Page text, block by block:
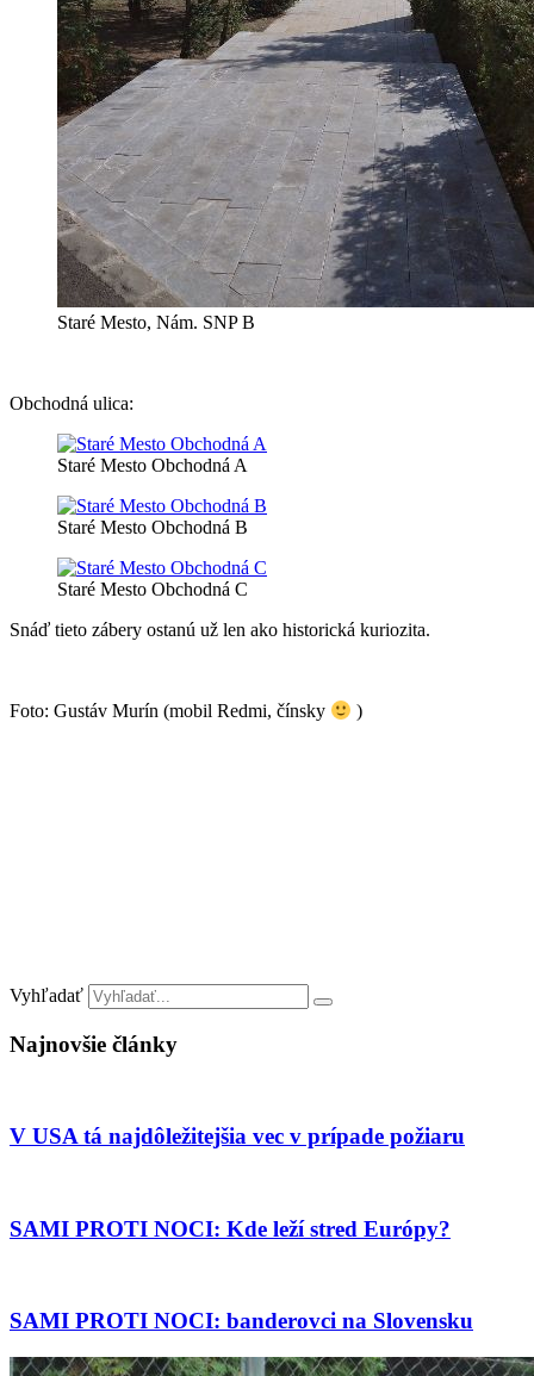
Staré Mesto, Nám. SNP B
Obchodná ulica:
Staré Mesto Obchodná A
Staré Mesto Obchodná B
Staré Mesto Obchodná C
Snáď tieto zábery ostanú už len ako historická kuriozita.
Foto: Gustáv Murín (mobil Redmi, čínsky )
Vyhľadať
Najnovšie články
V USA tá najdôležitejšia vec v prípade požiaru
SAMI PROTI NOCI: Kde leží stred Európy?
SAMI PROTI NOCI: banderovci na Slovensku